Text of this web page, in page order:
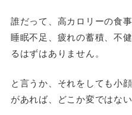
誰だって、高カロリーの食
睡眠不足、疲れの蓄積、不
るはずはありません。
と言うか、それをしても小
があれば、どこか変ではな